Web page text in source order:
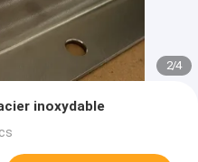
2/4
inoxydable